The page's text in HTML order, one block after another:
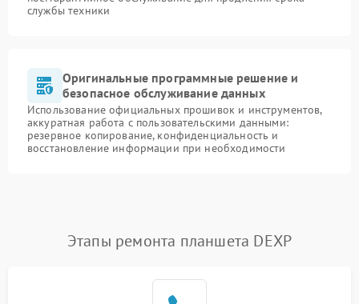
службы техники
Оригинальные программные решение и
безопасное обслуживание данных
Использование официальных прошивок и инструментов,
аккуратная работа с пользовательскими данными:
резервное копирование, конфиденциальность и
восстановление информации при необходимости
Этапы ремонта планшета DEXP